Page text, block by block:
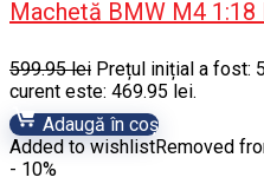
Machetă BMW M4 1:18
599.95lei Prețul inițial a fost:
curent este: 469.95 lei.
Adaugă în coș
Added to wishlistRemoved
- 10%